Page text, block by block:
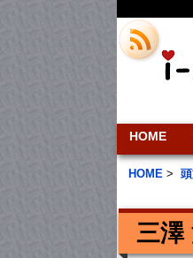
HOME
HOME >
三澤